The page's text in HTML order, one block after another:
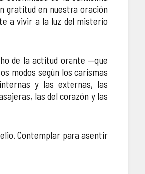
gratitud en nuestra oración
a vivir a la luz del misterio
de la actitud orante —que
modos según los carismas
y las externas, las
las del corazón y las
Contemplar para asentir